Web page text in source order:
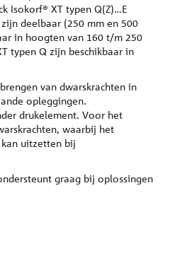
Isokorf® XT typen Q(Z)…E
deelbaar (250 mm en 500
in hoogten van 160 t/m 250
typen Q zijn beschikbaar in
van dwarskrachten in
opleggingen.
drukelement. Voor het
waarbij het
uitzetten bij
graag bij oplossingen